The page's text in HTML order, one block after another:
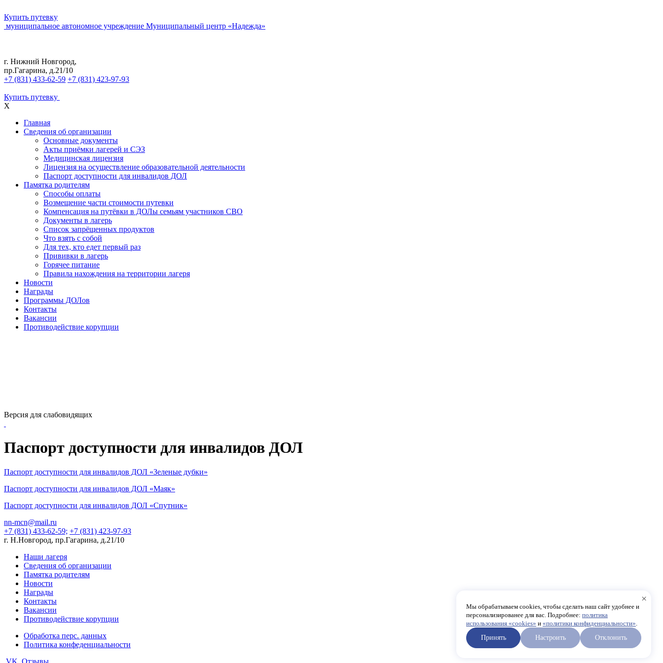
Купить путевку
муниципальное автономное учреждение Муниципальный центр «Надежда»
г. Нижний Новгород,
пр.Гагарина, д.21/10
+7 (831) 433-62-59 +7 (831) 423-97-93
Купить путевку
X
Главная
Сведения об организации
Основные документы
Акты приёмки лагерей и СЭЗ
Медицинская лицензия
Лицензия на осуществление образовательной деятельности
Паспорт доступности для инвалидов ДОЛ
Памятка родителям
Способы оплаты
Возмещение части стоимости путевки
Компенсация на путёвки в ДОЛы семьям участников СВО
Документы в лагерь
Список запрёщенных продуктов
Что взять с собой
Для тех, кто едет первый раз
Прививки в лагерь
Горячее питание
Правила нахождения на территории лагеря
Новости
Награды
Программы ДОЛов
Контакты
Вакансии
Противодействие корупции
Версия для слабовидящих
Паспорт доступности для инвалидов ДОЛ
Паспорт доступности для инвалидов ДОЛ «Зеленые дубки»
Паспорт доступности для инвалидов ДОЛ «Маяк»
Паспорт доступности для инвалидов ДОЛ «Спутник»
nn-mcn@mail.ru
+7 (831) 433-62-59; +7 (831) 423-97-93
г. Н.Новгород, пр.Гагарина, д.21/10
Наши лагеря
Сведения об организации
Памятка родителям
Новости
Награды
Контакты
Вакансии
Противодействие корупции
Обработка перс. данных
Политика конфеденциальности
VK Отзывы
×
Мы обрабатываем cookies, чтобы сделать наш сайт удобнее и
персонализированее для вас. Подробнее: политика
использования «cookies» и «политики конфиденциальности».
Принять
Настроить Отклонить